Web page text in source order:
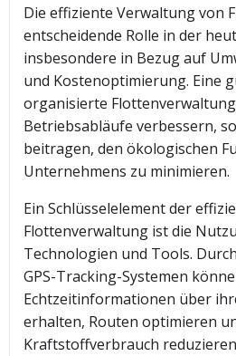
Die effiziente Verwaltung von
entscheidende Rolle in der
insbesondere in Bezug auf
und Kostenoptimierung. Eine
organisierte
Betriebsabläufe verbessern,
beitragen, den ökologischen
Unternehmens zu minimieren.
Ein Schlüsselelement der
Flottenverwaltung ist die
Technologien und Tools.
GPS-Tracking-Systemen
Echtzeitinformationen über
erhalten, Routen optimieren
Kraftstoffverbrauch